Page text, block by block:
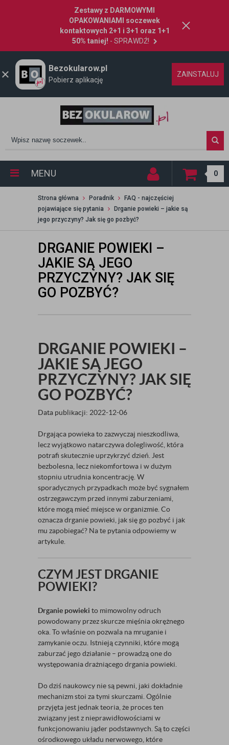
Zestawy z DARMOWYMI
OPAKOWANIAMI soczewek
kontaktowych 2+1 i 3+1 oraz 1+1
50% taniej! - SPRAWDŹ!
Bezokularow.pl
Pobierz aplikację
ZAINSTALUJ
MENU 0
Strona główna Poradnik
FAQ - najczęściej
pojawiające się pytania
Drganie powieki – jakie są
jego przyczyny? Jak się go pozbyć?
DRGANIE POWIEKI –
JAKIE SĄ JEGO
PRZYCZYNY? JAK SIĘ
GO POZBYĆ?
DRGANIE POWIEKI –
JAKIE SĄ JEGO
PRZYCZYNY? JAK SIĘ
GO POZBYĆ?
Data publikacji: 2022-12-06
Drgająca powieka to zazwyczaj nieszkodliwa,
lecz wyjątkowo natarczywa dolegliwość, która
potrafi skutecznie uprzykrzyć dzień. Jest
bezbolesna, lecz niekomfortowa i w dużym
stopniu utrudnia koncentrację. W
sporadycznych przypadkach może być sygnałem
ostrzegawczym przed innymi zaburzeniami,
które mogą mieć miejsce w organizmie. Co
oznacza drganie powieki, jak się go pozbyć i jak
mu zapobiegać? Na te pytania odpowiemy w
artykule.
CZYM JEST DRGANIE
POWIEKI?
Drganie powieki to mimowolny odruch
powodowany przez skurcze mięśnia okrężnego
oka. To właśnie on pozwala na mruganie i
zamykanie oczu. Istnieją czynniki, które mogą
zaburzać jego działanie – prowadzą one do
występowania drażniącego drgania powieki.
Do dziś naukowcy nie są pewni, jaki dokładnie
mechanizm stoi za tymi skurczami. Ogólnie
przyjęta jest jednak teoria, że proces ten
związany jest z nieprawidłowościami w
funkcjonowaniu jąder podstawnych. Są to części
ośrodkowego układu nerwowego, które